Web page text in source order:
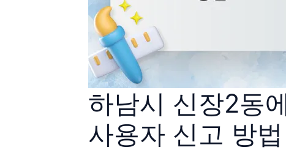
하남시 신장2동
사용자 신고 방법